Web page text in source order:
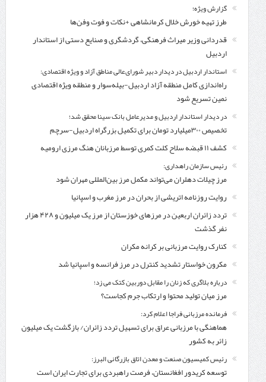
گزارش ویژه؛
طرز تهیه خورش خلال کرمانشاهی +نکات و فوت وفن‌ها
قدردانی وزیر میراث فرهنگی، گردشگری و صنایع دستی از استاندار
اردبیل
استاندار اردبیل در دیدار دبیر شورای‌عالی مناطق آزاد و ویژه اقتصادی:
راه‌اندازی کامل منطقه آزاد اردبیل-بیله‌سوار و منطقه ویژه اقتصادی
نمین تسریع شود
در دیدار استاندار اردبیل و مدیرعامل بانک سینا محقق شد؛
تخصیص ۳۰۰میلیارد تومان برای تکمیل بزرگراه اردبیل-سرچم
کشف ۱۱ قبضه سلاح کلت کمری توسط مرزبانان هنگ مرزی ارومیه
رئیس سازمان راهداری:
مرز چیلات دهلران می‌تواند مکمل مرز بین‌المللی مهران شود
روایت روزنامه اتریشی از بحران در مرز مغرب و اسپانیا
تردد زائران اربعین در مرزهای خوزستان از مرز یک میلیون و ۴۲۸ هزار
نفر گذشت
کنارک روایت مرزبانی بر کرانه مکران
مکرون خواستار تشدید کنترل‌ در مرز فرانسه و اسپانیا شد
درباره بلاگری که زنان را مقابل دوربین کتک می زد؛
مرز میان تولید محتوا و ارتکاب جرم کجاست؟
فرمانده مرزبانی فراجا اعلام کرد:
هماهنگی با مرزبانی عراق برای تسهیل تردد زائران/ بازگشت یک میلیون
زائر به کشور
رئیس کمیسیون صنعت و معدن اتاق بازرگانی البرز:
توسعه کریدور افغانستان، فرصت راهبردی برای تجارت ایران است